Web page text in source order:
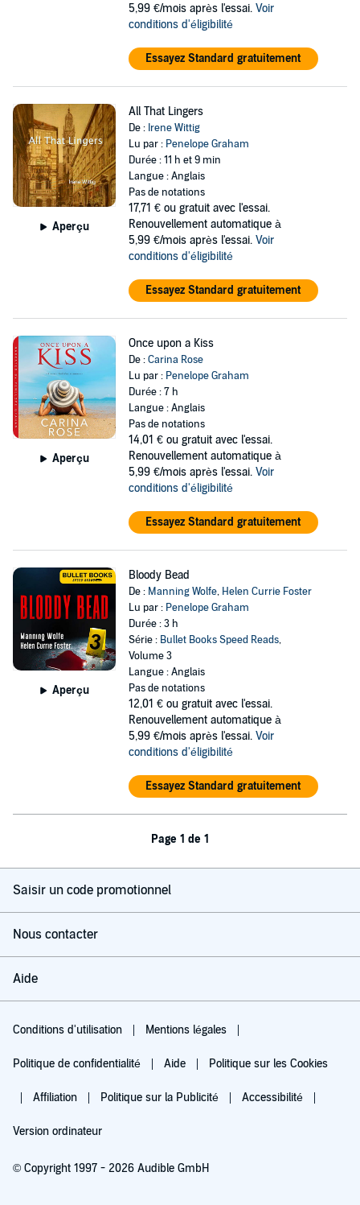
5,99 €/mois après l'essai. Voir
conditions d'éligibilité
Essayez Standard gratuitement
Aperçu
All That Lingers
De : Irene Wittig
Lu par : Penelope Graham
Durée : 11 h et 9 min
Langue : Anglais
Pas de notations
17,71 € ou gratuit avec l'essai.
Renouvellement automatique à
5,99 €/mois après l'essai. Voir
conditions d'éligibilité
Essayez Standard gratuitement
Aperçu
Once upon a Kiss
De :Carina Rose
Lu par : Penelope Graham
Durée : 7 h
Langue : Anglais
Pas de notations
14,01 € ou gratuit avec l'essai.
Renouvellement automatique à
5,99 €/mois après l'essai. Voir
conditions d'éligibilité
Essayez Standard gratuitement
Aperçu
Bloody Bead
De : Manning Wolfe, Helen Currie Foster
Lu par : Penelope Graham
Durée : 3 h
Série : Bullet Books Speed Reads,
Volume 3
Langue : Anglais
Pas de notations
12,01 € ou gratuit avec l'essai.
Renouvellement automatique à
5,99 €/mois après l'essai. Voir
conditions d'éligibilité
Essayez Standard gratuitement
Page 1 de 1
Saisir un code promotionnel
Nous contacter
Aide
Conditions d'utilisation Mentions légales
Politique de confidentialité Aide Politique sur les Cookies
Affiliation Politique sur la Publicité Accessibilité
Version ordinateur
© Copyright 1997 - 2026 Audible GmbH